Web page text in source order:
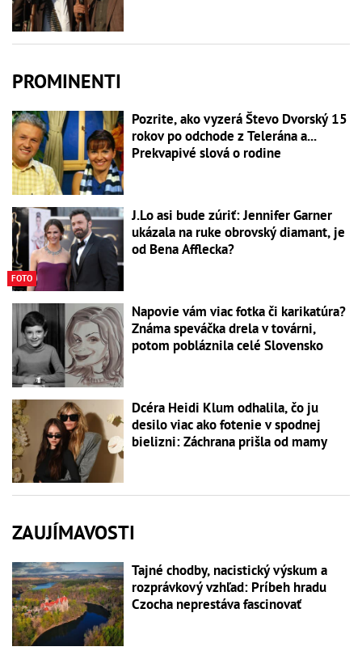
PROMINENTI
Pozrite, ako vyzerá Števo Dvorský 15
rokov po odchode z Telerána a...
Prekvapivé slová o rodine
FOTO
J.Lo asi bude zúriť: Jennifer Garner
ukázala na ruke obrovský diamant, je
od Bena Afflecka?
Napovie vám viac fotka či karikatúra?
Známa speváčka drela v továrni,
potom pobláznila celé Slovensko
Dcéra Heidi Klum odhalila, čo ju
desilo viac ako fotenie v spodnej
bielizni: Záchrana prišla od mamy
ZAUJÍMAVOSTI
Tajné chodby, nacistický výskum a
rozprávkový vzhľad: Príbeh hradu
Czocha neprestáva fascinovať